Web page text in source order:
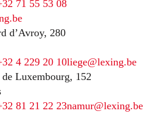
71 55 53 08
d’Avroy, 280
4 229 20 10liege@lexing.be
Luxembourg, 152
81 21 22 23namur@lexing.be